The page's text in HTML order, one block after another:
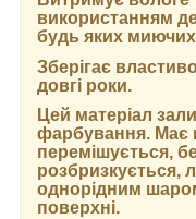
використанням
будь яких миючих
Зберігає
довгі роки.
Цей матеріал
фарбування. Має
перемішується,
розбризкується,
однорідним
поверхні.